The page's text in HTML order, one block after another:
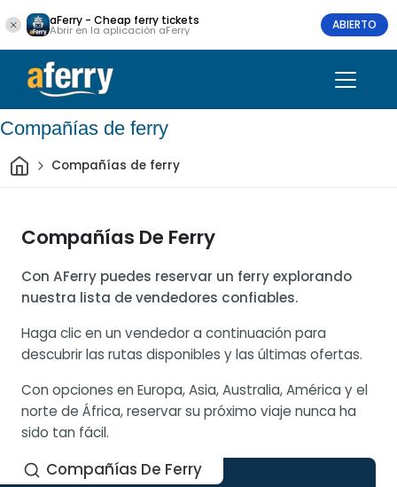
aFerry - Cheap ferry tickets
Abrir en la aplicación aFerry ABIERTO
Compañías de ferry
InicioCompañías de ferry
Compañías De Ferry
Con AFerry puedes reservar un ferry explorando
nuestra lista de vendedores confiables.
Haga clic en un vendedor a continuación para
descubrir las rutas disponibles y las últimas ofertas.
Con opciones en Europa, Asia, Australia, América y el
norte de África, reservar su próximo viaje nunca ha
sido tan fácil.
Compañías De Ferry